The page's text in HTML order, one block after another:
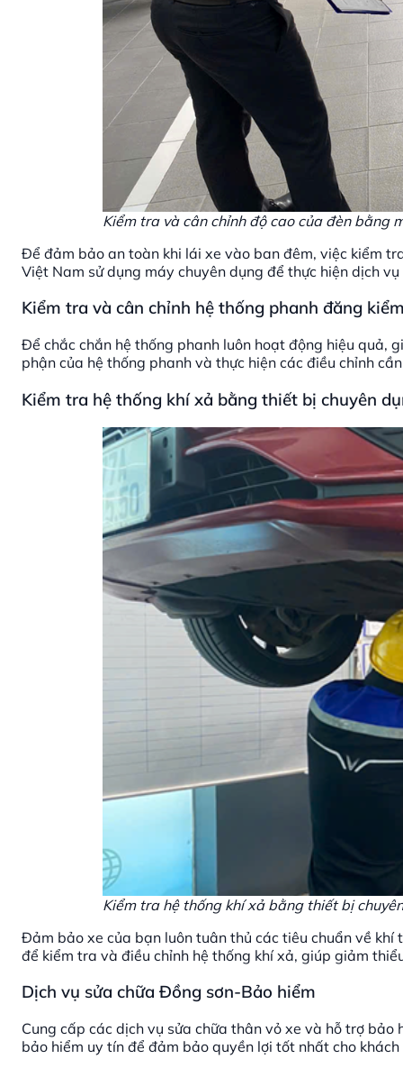
Kiểm tra và cân chỉnh độ cao của đèn bằng
Để đảm bảo an toàn khi lái xe vào ban đêm, việc kiểm
Việt Nam sử dụng máy chuyên dụng để thực hiện dịch vụ
Kiểm tra và cân chỉnh hệ thống phanh đăng
Để chắc chắn hệ thống phanh luôn hoạt động hiệu quả,
phận của hệ thống phanh và thực hiện các điều chỉnh
Kiểm tra hệ thống khí xả bằng thiết bị chuyên
Kiểm tra hệ thống khí xả bằng thiết bị
Đảm bảo xe của bạn luôn tuân thủ các tiêu chuẩn về
để kiểm tra và điều chỉnh hệ thống khí xả, giúp giảm
Dịch vụ sửa chữa Đồng sơn-Bảo hiểm
Cung cấp các dịch vụ sửa chữa thân vỏ xe và hỗ trợ
bảo hiểm uy tín để đảm bảo quyền lợi tốt nhất cho khách